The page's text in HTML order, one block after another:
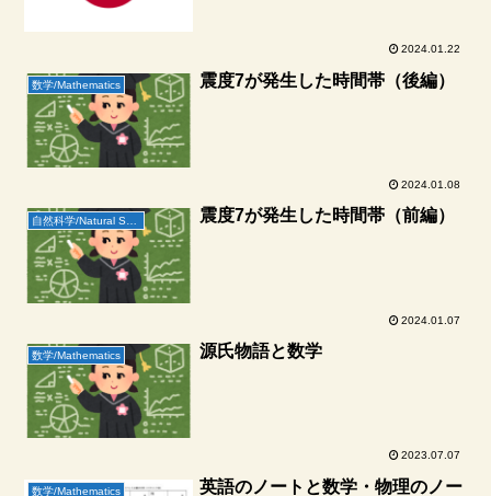
2024.01.22
数学/Mathematics 震度7が発生した時間帯（後編）
2024.01.08
自然科学/Natural Science 震度7が発生した時間帯（前編）
2024.01.07
数学/Mathematics 源氏物語と数学
2023.07.07
数学/Mathematics
英語のノートと数学・物理のノー